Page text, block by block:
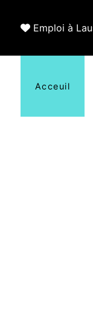
Emploi à
Acceuil